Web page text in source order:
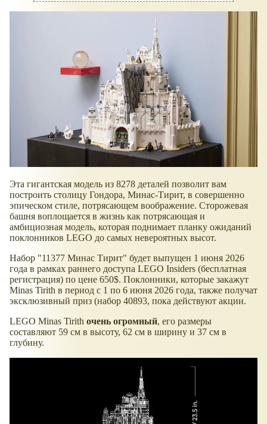
Эта гигантская модель из 8278 деталей позволит вам
построить столицу Гондора, Минас-Тирит, в совершенно
эпическом стиле, потрясающем воображение. Сторожевая
башня воплощается в жизнь как потрясающая и
амбициозная модель, которая поднимает планку ожиданий
поклонников LEGO до самых невероятных высот.
Набор "11377 Минас Тирит" будет выпущен 1 июня 2026
года в рамках раннего доступа LEGO Insiders (бесплатная
регистрация) по цене 650$. Поклонники, которые закажут
Minas Tirith в период с 1 по 6 июня 2026 года, также получат
эксклюзивный приз (набор 40893, пока действуют акции.
LEGO Minas Tirith очень огромный, его размеры
составляют 59 см в высоту, 62 см в ширину и 37 см в
глубину.